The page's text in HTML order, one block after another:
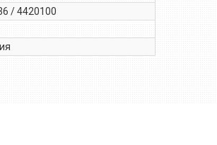
/ 4420100